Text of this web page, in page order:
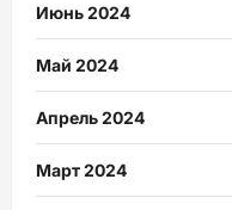
Июнь 2024
Май 2024
Апрель 2024
Март 2024